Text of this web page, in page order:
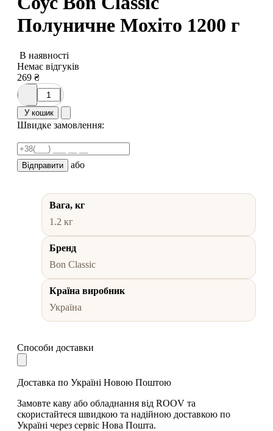
Полуничне Мохіто 1200 г
В наявності
Немає відгуків
269 ₴
У кошик
Швидке замовлення:
Відправити або
Вага, кг
1.2 кг
Бренд
Bon Classic
Країна виробник
Україна
Способи доставки
Доставка по Україні Новою Поштою
Замовте каву або обладнання від ROOV та
скористайтеся швидкою та надійною доставкою по
Україні через сервіс Нова Пошта.